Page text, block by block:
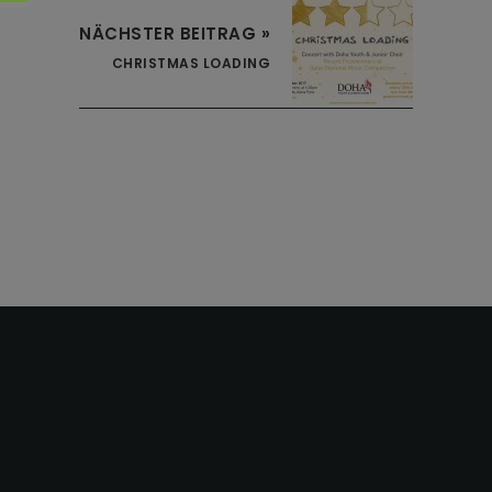
NÄCHSTER BEITRAG »
CHRISTMAS LOADING